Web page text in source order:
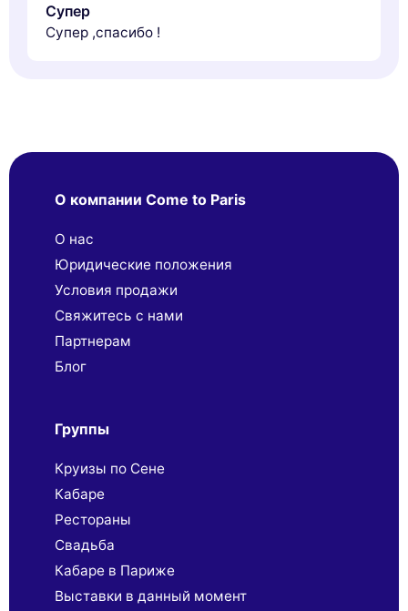
Супер
Супер ,спасибо !
О компании Come to Paris
О нас
Юридические положения
Условия продажи
Свяжитесь с нами
Партнерaм
Блог
Группы
Круизы по Сене
Кабаре
Рестораны
Свадьба
Кабаре в Париже
Выставки в данный момент